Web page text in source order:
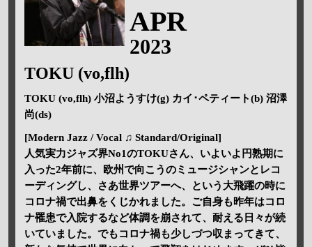
APR
2023
TOKU (vo,flh)
TOKU (vo,flh) 小沼ようすけ(g) カイ･ペティート(b) 沼澤
尚(ds)
[Modern Jazz / Vocal ♫ Standard/Original]
人気実力ジャズ界No1のTOKUさん、いよいよ円熟期に
入った2年前に、欧州で向こうのミュージシャンとレコ
ーディングし、さあ世界ツアーへ、という大飛躍の時に
コロナ禍で出鼻をくじかれました。ご自身も昨年はコロ
ナ罹患で入院するなど体調を崩されて、耐える日々が続
いていました。でもコロナ禍も少しづつ収まってきて、